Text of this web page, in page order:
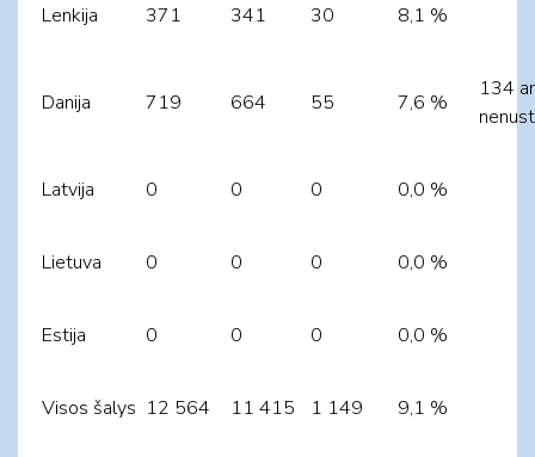
Lenkija 371 341 30 8,1 %
Danija 719 664 55 7,6 %
134
Latvija 0 0 0 0,0 %
Lietuva 0 0 0 0,0 %
Estija 0 0 0 0,0 %
Visos šalys 12 564 11 415 1 149 9,1 %